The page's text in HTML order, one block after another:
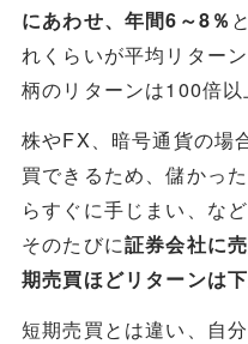
にあわせ、年間6～8％
れくらいが平均リター
柄のリターンは100倍以
株やFX、暗号通貨の場
買できるため、儲かっ
らすぐに手じまい、な
そのたびに証券会社に
期売買ほどリターンは
短期売買とは違い、自